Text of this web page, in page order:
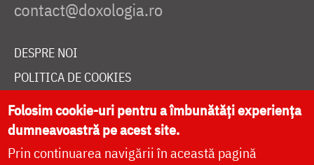
DESPRE NOI
POLITICA DE COOKIES
DONEAZĂ ONLINE PENTRU CATEDRALA NAȚIONALĂ
LIVE
Folosim cookie-uri pentru a îmbunătăți experiența
dumneavoastră pe acest site.
Prin continuarea navigării în această pagină